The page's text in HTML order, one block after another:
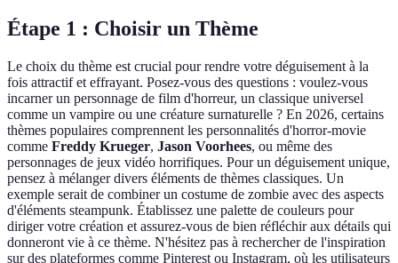
Étape 1 : Choisir un Thème
Le choix du thème est crucial pour rendre votre déguisement à la
fois attractif et effrayant. Posez-vous des questions : voulez-vous
incarner un personnage de film d'horreur, un classique universel
comme un vampire ou une créature surnaturelle ? En 2026, certains
thèmes populaires comprennent les personnalités d'horror-movie
comme Freddy Krueger, Jason Voorhees, ou même des
personnages de jeux vidéo horrifiques. Pour un déguisement unique,
pensez à mélanger divers éléments de thèmes classiques. Un
exemple serait de combiner un costume de zombie avec des aspects
d'éléments steampunk. Établissez une palette de couleurs pour
diriger votre création et assurez-vous de bien réfléchir aux détails qui
donneront vie à ce thème. N'hésitez pas à rechercher de l'inspiration
sur des plateformes comme Pinterest ou Instagram, où les utilisateurs